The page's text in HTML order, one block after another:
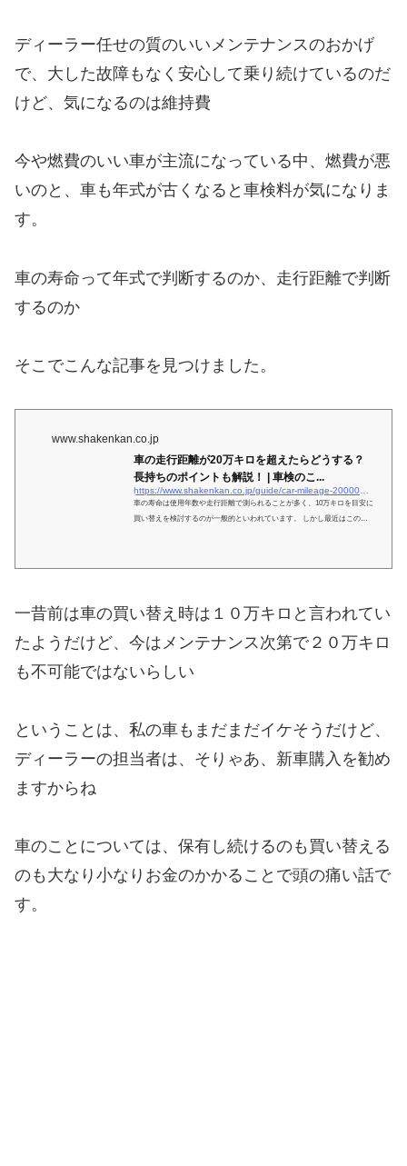
ディーラー任せの質のいいメンテナンスのおかげ
で、大した故障もなく安心して乗り続けているのだ
けど、気になるのは維持費
今や燃費のいい車が主流になっている中、燃費が悪
いのと、車も年式が古くなると車検料が気になりま
す。
車の寿命って年式で判断するのか、走行距離で判断
するのか
そこでこんな記事を見つけました。
www.shakenkan.co.jp
車の走行距離が20万キロを超えたらどうする？
長持ちのポイントも解説！ | 車検のこ...
https://www.shakenkan.co.jp/guide/car-mileage-200000km/#:~:text=車の寿命は使用,気になりますよね。
車の寿命は使用年数や走行距離で測られることが多く、10万キロを目安に
買い替えを検討するのが一般的といわれています。 しかし最近はこの基
「廃車買取」ではどこがお得なのかも解説し...
一昔前は車の買い替え時は１０万キロと言われてい
たようだけど、今はメンテナンス次第で２０万キロ
も不可能ではないらしい
ということは、私の車もまだまだイケそうだけど、
ディーラーの担当者は、そりゃあ、新車購入を勧め
ますからね
車のことについては、保有し続けるのも買い替える
のも大なり小なりお金のかかることで頭の痛い話で
す。